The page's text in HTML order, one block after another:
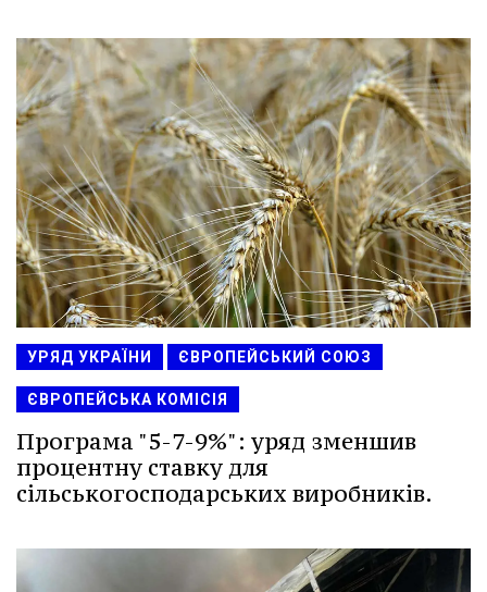
УРЯД УКРАЇНИ ЄВРОПЕЙСЬКИЙ СОЮЗ
ЄВРОПЕЙСЬКА КОМІСІЯ
Програма "5-7-9%": уряд зменшив
процентну ставку для
сільськогосподарських виробників.